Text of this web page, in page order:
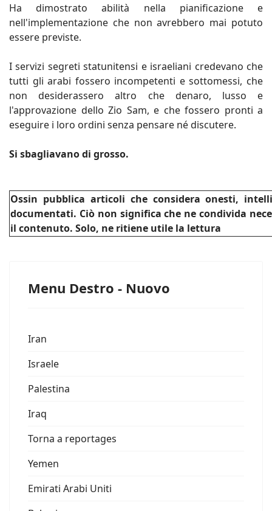
Ha dimostrato abilità nella pianificazione e
nell'implementazione che non avrebbero mai potuto
essere previste.
I servizi segreti statunitensi e israeliani credevano che
tutti gli arabi fossero incompetenti e sottomessi, che
non desiderassero altro che denaro, lusso e
l'approvazione dello Zio Sam, e che fossero pronti a
eseguire i loro ordini senza pensare né discutere.
Si sbagliavano di grosso.
Ossin pubblica articoli che considera onesti,
documentati. Ciò non significa che ne condivida
il contenuto. Solo, ne ritiene utile la lettura
Menu Destro - Nuovo
Iran
Israele
Palestina
Iraq
Torna a reportages
Yemen
Emirati Arabi Uniti